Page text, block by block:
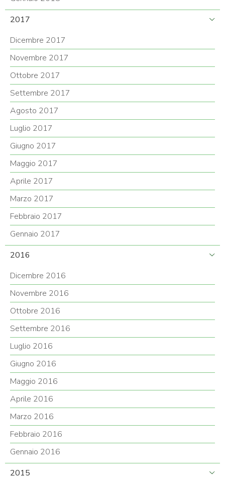
2017
Dicembre 2017
Novembre 2017
Ottobre 2017
Settembre 2017
Agosto 2017
Luglio 2017
Giugno 2017
Maggio 2017
Aprile 2017
Marzo 2017
Febbraio 2017
Gennaio 2017
2016
Dicembre 2016
Novembre 2016
Ottobre 2016
Settembre 2016
Luglio 2016
Giugno 2016
Maggio 2016
Aprile 2016
Marzo 2016
Febbraio 2016
Gennaio 2016
2015